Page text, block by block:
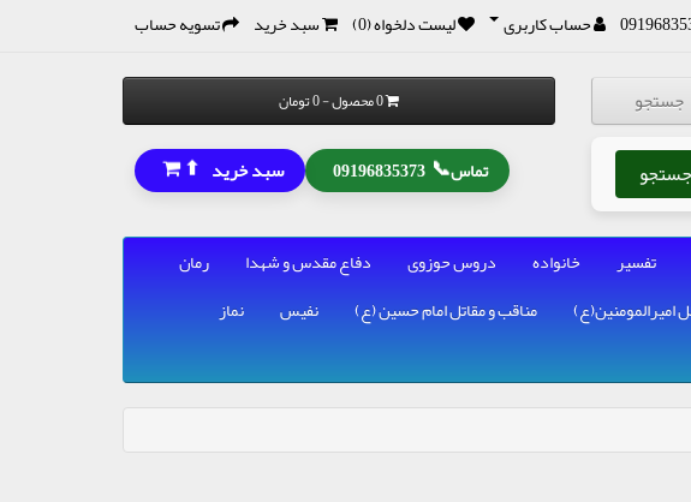
حساب کاربری لیست دلخواه (0) سبد خرید تسویه حساب
جستجو
جستجو
0 محصول - 0 تومان
تماس📞
09196835373 سبد خرید ⬆
تفسیر خانواده دروس حوزوی دفاع مقدس و شهدا
رمان
امیرالمومنین(ع) مناقب و مقاتل امام حسین (ع) نفیس
نماز